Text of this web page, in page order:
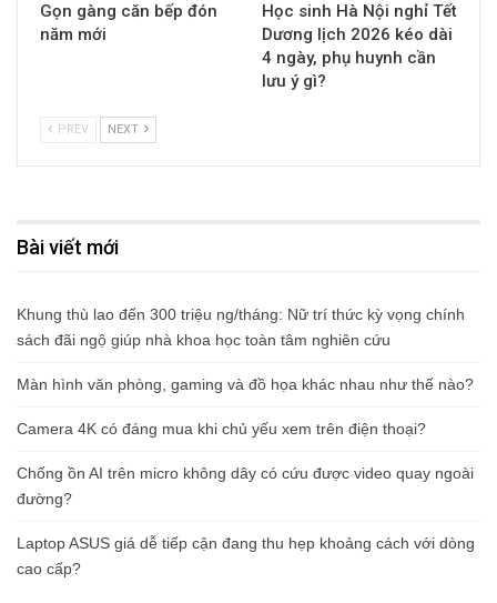
Gọn gàng căn bếp đón
năm mới
Học sinh Hà Nội nghỉ Tết
Dương lịch 2026 kéo dài
4 ngày, phụ huynh cần
lưu ý gì?
PREV NEXT
Bài viết mới
Khung thù lao đến 300 triệu ng/tháng: Nữ trí thức kỳ vọng chính
sách đãi ngộ giúp nhà khoa học toàn tâm nghiên cứu
Màn hình văn phòng, gaming và đồ họa khác nhau như thế nào?
Camera 4K có đáng mua khi chủ yếu xem trên điện thoại?
Chống ồn AI trên micro không dây có cứu được video quay ngoài
đường?
Laptop ASUS giá dễ tiếp cận đang thu hẹp khoảng cách với dòng
cao cấp?